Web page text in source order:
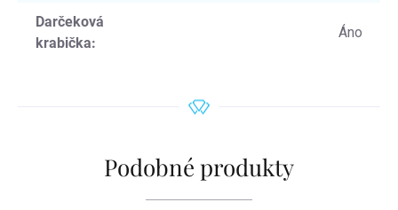
Darčeková
krabička:
Áno
Podobné produkty